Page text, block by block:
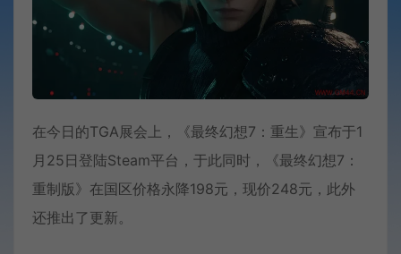
在今日的TGA展会上，《最终幻想7：重生》宣布于1
月25日登陆Steam平台，于此同时，《最终幻想7：
重制版》在国区价格永降198元，现价248元，此外
还推出了更新。